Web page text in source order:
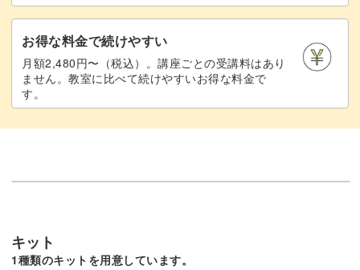
お得な料金で続けやすい
月額2,480円〜（税込）。講座ごとの受講料はあり
ません。教室に比べて続けやすいお得な料金で
す。
キット
1種類のキットを用意しています。